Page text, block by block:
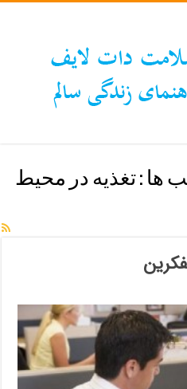
ها :تغذیه در محیط